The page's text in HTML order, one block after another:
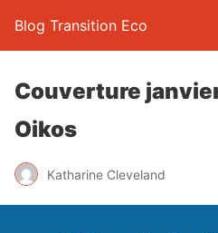
Blog Transition Eco
Couverture
Oikos
Katharine Cleveland